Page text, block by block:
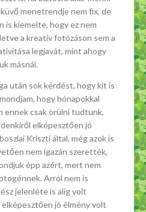
menetrendje nem fix, de
is kiemelte, hogy ez nem
a kreatív fotózáson sem a
legjavát, mint ahogy
másnál.
után sok kérdést, hogy kit is
hogy hónapokkal
ennek csak örülni tudtunk,
elképesztően jó
Kriszti által, még azok is
nem igazán szerették,
épp azért, mert nem
Arról nem is
jelenléte is alig volt
jó élmény volt